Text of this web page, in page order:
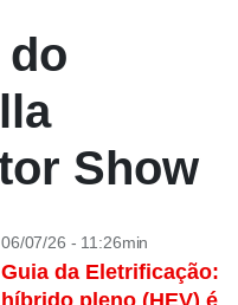
do
Show
06/07/26 - 11:26min
Guia da Eletrificação:
híbrido pleno (HEV) é